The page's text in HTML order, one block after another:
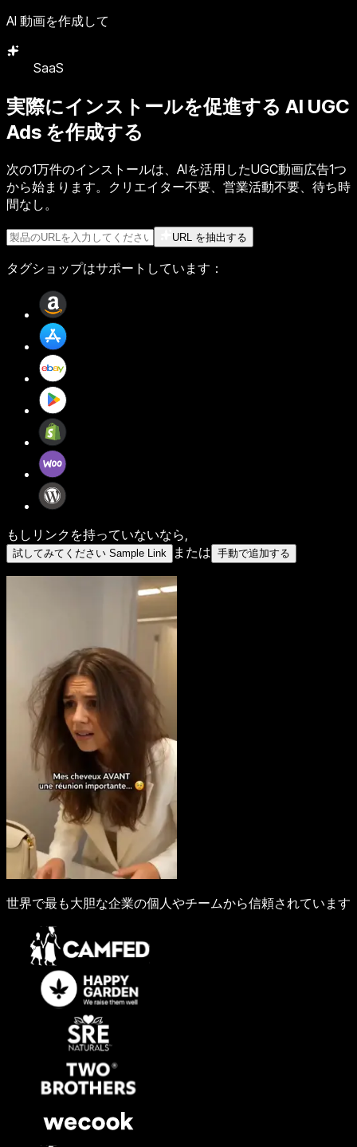
AI 動画を作成して
実際にインストールを促進する AI UGC
Ads を作成する
次の1万件のインストールは、AIを活用したUGC動画広告1つ
から始まります。クリエイター不要、営業活動不要、待ち時
間なし。
URL を抽出する
タグショップはサポートしています：
もしリンクを持っていないなら,
試してみてください Sample Link または 手動で追加する
世界で最も大胆な企業の個人やチームから信頼されています